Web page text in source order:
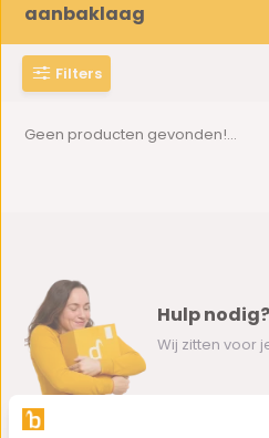
aanbaklaag
Filters
Geen producten gevonden!...
Hulp nodig?
Wij zitten voor